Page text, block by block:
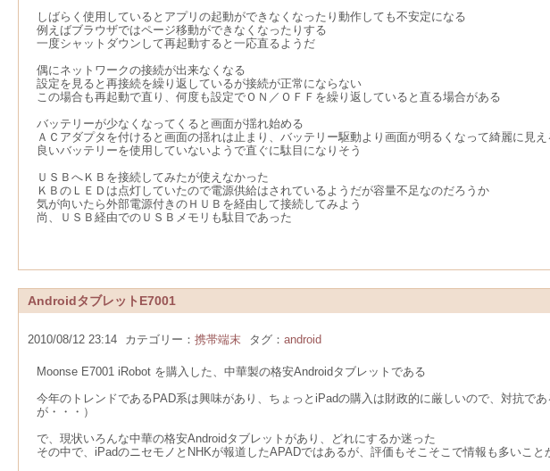
しばらく使用しているとアプリの起動ができなくなったり動作しても不安定になる
例えばブラウザではページ移動ができなくなったりする
一度シャットダウンして再起動すると一応直るようだ
偶にネットワークの接続が出来なくなる
設定を見ると再接続を繰り返しているが接続が正常にならない
この場合も再起動で直り、何度も設定でＯＮ／ＯＦＦを繰り返していると直る場合がある
バッテリーが少なくなってくると画面が揺れ始める
ＡＣアダプタを付けると画面の揺れは止まり、バッテリー駆動より画面が明るくなって綺麗に見え
良いバッテリーを使用していないようで直ぐに駄目になりそう
ＵＳＢへＫＢを接続してみたが使えなかった
ＫＢのＬＥＤは点灯していたので電源供給はされているようだが容量不足なのだろうか
気が向いたら外部電源付きのＨＵＢを経由して接続してみよう
尚、ＵＳＢ経由でのＵＳＢメモリも駄目であった
AndroidタブレットE7001
2010/08/12 23:14 カテゴリー： 携帯端末 タグ： android
Moonse E7001 iRobot を購入した、中華製の格安Androidタブレットである
今年のトレンドであるPAD系は興味があり、ちょっとiPadの購入は財政的に厳しいので、対抗で
が・・・）
で、現状いろんな中華の格安Androidタブレットがあり、どれにするか迷った
その中で、iPadのニセモノとNHKが報道したAPADではあるが、評価もそこそこで情報も多いこ